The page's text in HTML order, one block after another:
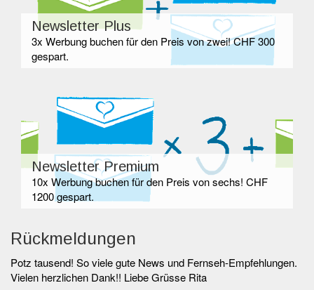
Newsletter Plus
3x Werbung buchen für den Preis von zwei! CHF 300
gespart.
Newsletter Premium
10x Werbung buchen für den Preis von sechs! CHF
1200 gespart.
Rückmeldungen
Potz tausend! So viele gute News und Fernseh-Empfehlungen.
Vielen herzlichen Dank!! Liebe Grüsse Rita